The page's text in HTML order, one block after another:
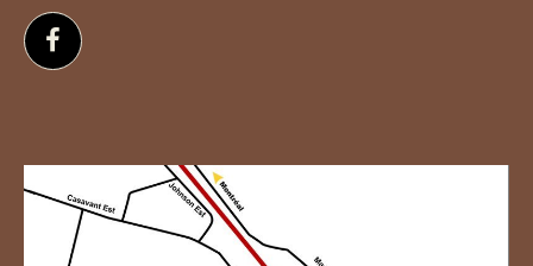
Suivez-nous sur Facebook